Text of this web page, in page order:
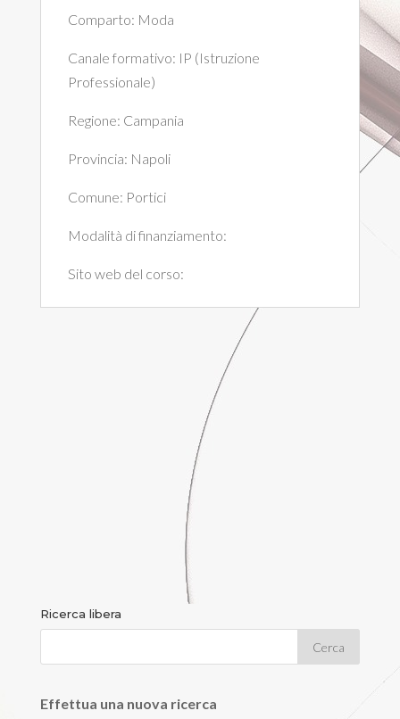
Comparto: Moda
Canale formativo: IP (Istruzione
Professionale)
Regione: Campania
Provincia: Napoli
Comune: Portici
Modalità di finanziamento:
Sito web del corso:
Ricerca libera
Effettua una nuova ricerca